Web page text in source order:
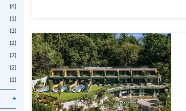
(6)
(1)
(3)
(2)
(2)
(2)
(1)
+